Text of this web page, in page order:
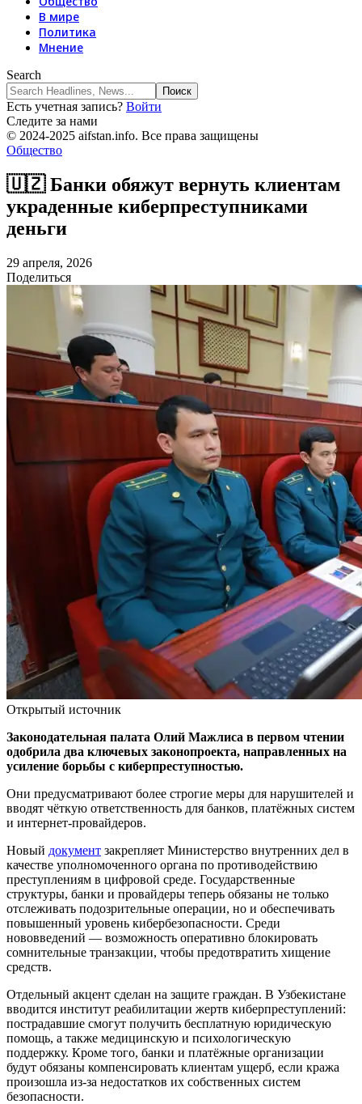
В мире
Политика
Мнение
Search
Есть учетная запись? Войти
Следите за нами
© 2024-2025 aifstan.info. Все права защищены
Общество
🇺🇿 Банки обяжут вернуть клиентам
украденные киберпреступниками
деньги
29 апреля, 2026
Поделиться
Открытый источник
Законодательная палата Олий Мажлиса в первом чтении
одобрила два ключевых законопроекта, направленных на
усиление борьбы с киберпреступностью.
Они предусматривают более строгие меры для нарушителей и
вводят чёткую ответственность для банков, платёжных систем
и интернет‑провайдеров.
Новый документ закрепляет Министерство внутренних дел в
качестве уполномоченного органа по противодействию
преступлениям в цифровой среде. Государственные
структуры, банки и провайдеры теперь обязаны не только
отслеживать подозрительные операции, но и обеспечивать
повышенный уровень кибербезопасности. Среди
нововведений — возможность оперативно блокировать
сомнительные транзакции, чтобы предотвратить хищение
средств.
Отдельный акцент сделан на защите граждан. В Узбекистане
вводится институт реабилитации жертв киберпреступлений:
пострадавшие смогут получить бесплатную юридическую
помощь, а также медицинскую и психологическую
поддержку. Кроме того, банки и платёжные организации
будут обязаны компенсировать клиентам ущерб, если кража
произошла из‑за недостатков их собственных систем
безопасности.